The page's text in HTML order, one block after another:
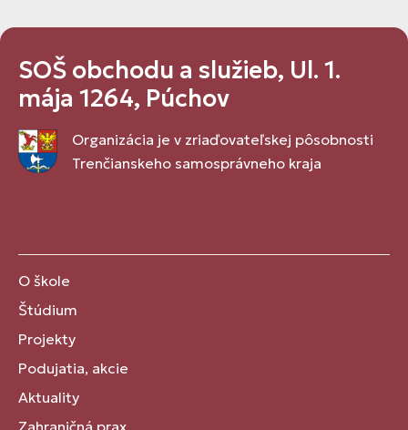
SOŠ obchodu a služieb, Ul. 1.
mája 1264, Púchov
Organizácia je v zriaďovateľskej pôsobnosti
Trenčianskeho samosprávneho kraja
O škole
Štúdium
Projekty
Podujatia, akcie
Aktuality